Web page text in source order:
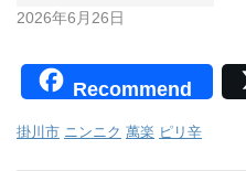
2026年6月26日
Recommend
掛川市 ニンニク 萬楽 ピリ辛